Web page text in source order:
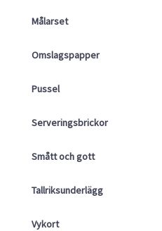
Målarset
Omslagspapper
Pussel
Serveringsbrickor
Smått och gott
Tallriksunderlägg
Vykort